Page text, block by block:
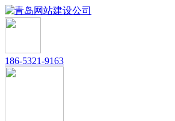
186-5321-9163